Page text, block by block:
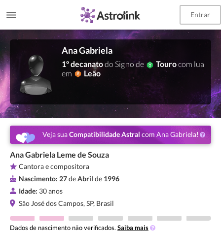
Entrar
Ana Gabriela
1º decanatodo Signo de Tourocom lua
em
Leão
Veja suaCompatibilidade Astral com Ana Gabriela!
Ana Gabriela Leme de Souza
Cantora e compositora
Nascimento: 27deAbril de 1996
Idade: 30 anos
São José dos Campos, SP, Brasil
Dados de nascimento não verificados. Saiba mais